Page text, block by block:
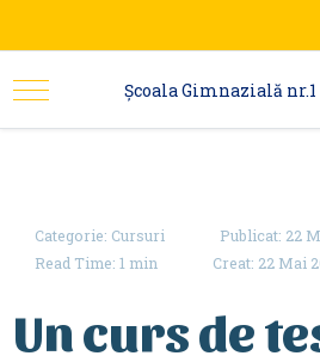
Şcoala Gimnazială
Categorie: Cursuri
Publicat: 22
Read Time: 1 min
Creat: 22 Mai
Un curs de